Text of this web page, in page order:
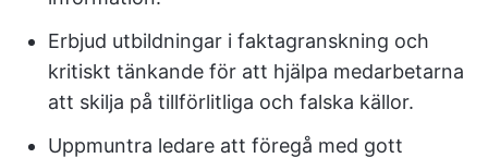
Erbjud utbildningar i faktagranskning och
kritiskt tänkande för att hjälpa medarbetarna
att skilja på tillförlitliga och falska källor.
Uppmuntra ledare att föregå med gott